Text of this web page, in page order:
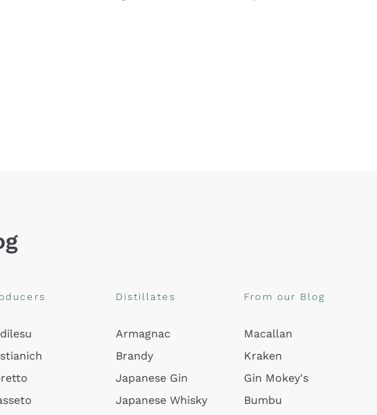
Distillates
Armagnac
Brandy
Japanese Gin
Japanese Whisky
From our Blog
Macallan
Kraken
Gin Mokey's
Bumbu